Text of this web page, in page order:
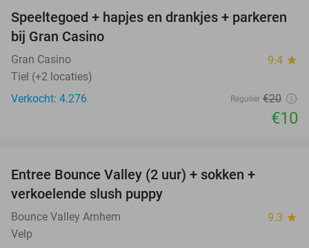
50%
Speeltegoed + hapjes en drankjes + parkeren
bij Gran Casino
Gran Casino 9.4 star
Tiel (+2 locaties)
Verkocht: 4.276
Regulier €20
€10
Entree Bounce Valley (2 uur) + sokken +
verkoelende slush puppy
Bounce Valley Arnhem 9.3 star
Velp